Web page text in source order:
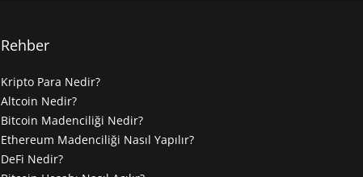
Rehber
Kripto Para Nedir?
Altcoin Nedir?
Bitcoin Madenciliği Nedir?
Ethereum Madenciliği Nasıl Yapılır?
DeFi Nedir?